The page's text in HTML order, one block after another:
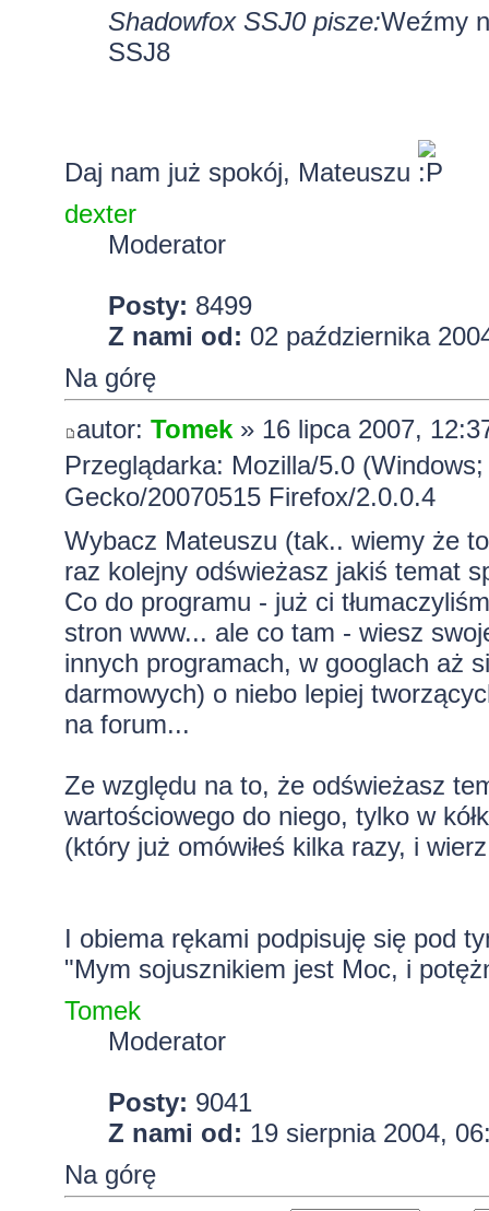
Shadowfox SSJ0 pisze:Weźmy
SSJ8
Daj nam już spokój, Mateuszu
dexter
Moderator
Posty: 8499
Z nami od: 02 października
Na górę
autor: Tomek» 16 lipca 2007,
Przeglądarka: Mozilla/5.0
Gecko/20070515 Firefox/2.0.0.4
Wybacz Mateuszu (tak.. wiemy że
raz kolejny odświeżasz jakiś temat
Co do programu - już ci
stron www... ale co tam - wiesz
innych programach, w googlach aż
darmowych) o niebo lepiej
na forum...
Ze względu na to, że odświeżasz
wartościowego do niego, tylko w
(który już omówiłeś kilka razy, i
I obiema rękami podpisuję się pod
"Mym sojusznikiem jest Moc, i
Tomek
Moderator
Posty: 9041
Z nami od: 19 sierpnia 2004,
Na górę